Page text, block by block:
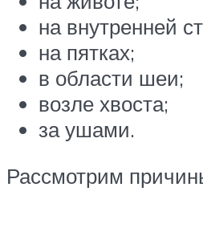
на внутренней
на пятках;
в области шеи;
возле хвоста;
за ушами.
Рассмотрим